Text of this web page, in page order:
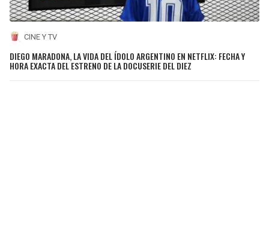
CINE Y TV
DIEGO MARADONA, LA VIDA DEL ÍDOLO ARGENTINO EN NETFLIX: FECHA Y
HORA EXACTA DEL ESTRENO DE LA DOCUSERIE DEL DIEZ